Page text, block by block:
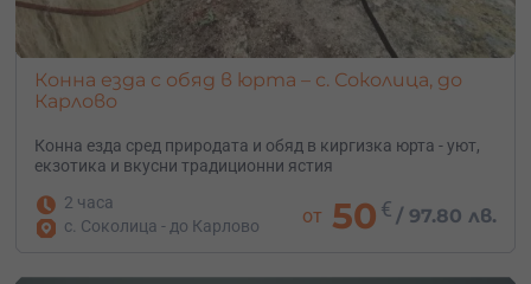
Конна езда с обяд в юрта – с. Соколица, до
Карлово
Конна езда сред природата и обяд в киргизка юрта - уют,
екзотика и вкусни традиционни ястия
2 часа
с. Соколица - до Карлово
от 50 € /97.80 лв.